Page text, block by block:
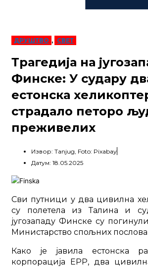
ДРУШТВО , СВЕТ
Трагедија на
Финске: У судару
естонска
страдало петоро
преживелих
Извор: Tanjug, Foto: Pixabay
Датум: 18.05.2025
Сви путници у два цивилна
су полетела из Талина и
југозападу Финске су
Министарство спољних послова
Како је јавила естонска
корпорација ЕРР, два